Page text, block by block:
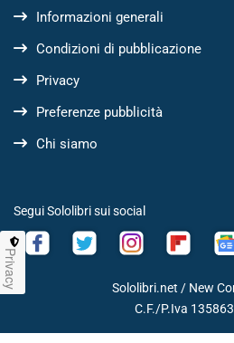
Informazioni generali
Condizioni di pubblicazione
Privacy
Preferenze pubblicità
Chi siamo
Segui Sololibri sui social
Sololibri.net / New
C.F./P.Iva
Privacy